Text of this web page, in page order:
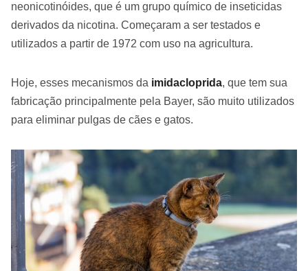
neonicotinóides, que é um grupo químico de inseticidas
derivados da nicotina. Começaram a ser testados e
utilizados a partir de 1972 com uso na agricultura.
Hoje, esses mecanismos da imidacloprida, que tem sua
fabricação principalmente pela Bayer, são muito utilizados
para eliminar pulgas de cães e gatos.